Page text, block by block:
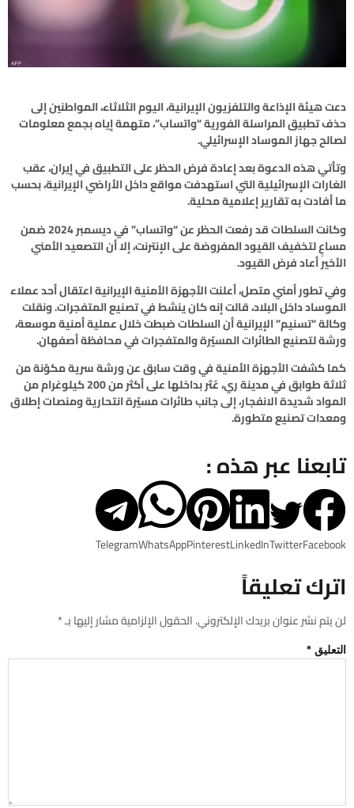
دعت هيئة الإذاعة والتلفزيون الإيرانية، اليوم الثلاثاء، المواطنين إلى
حذف تطبيق المراسلة الفورية “واتساب”، متهمة إياه بجمع معلومات
لصالح جهاز الموساد الإسرائيلي.
وتأتي هذه الدعوة بعد إعادة فرض الحظر على التطبيق في إيران، عقب
الغارات الإسرائيلية التي استهدفت مواقع داخل الأراضي الإيرانية، بحسب
ما أفادت به تقارير إعلامية محلية.
وكانت السلطات قد رفعت الحظر عن “واتساب” في ديسمبر 2024 ضمن
مساعٍ لتخفيف القيود المفروضة على الإنترنت، إلا أن التصعيد الأمني
الأخير أعاد فرض القيود.
وفي تطور أمني متصل، أعلنت الأجهزة الأمنية الإيرانية اعتقال أحد عملاء
الموساد داخل البلاد، قالت إنه كان ينشط في تصنيع المتفجرات. ونقلت
وكالة “تسنيم” الإيرانية أن السلطات ضبطت خلال عملية أمنية موسعة،
ورشة لتصنيع الطائرات المسيّرة والمتفجرات في محافظة أصفهان.
كما كشفت الأجهزة الأمنية في وقت سابق عن ورشة سرية مكوّنة من
ثلاثة طوابق في مدينة ري، عُثر بداخلها على أكثر من 200 كيلوغرام من
المواد شديدة الانفجار، إلى جانب طائرات مسيّرة انتحارية ومنصات إطلاق
ومعدات تصنيع متطورة.
تابعنا عبر هذه :
Facebook
Twitter
LinkedIn
Pinterest
WhatsApp
Telegram
اترك تعليقاً
لن يتم نشر عنوان بريدك الإلكتروني.الحقول الإلزامية مشار إليها بـ*
التعليق *